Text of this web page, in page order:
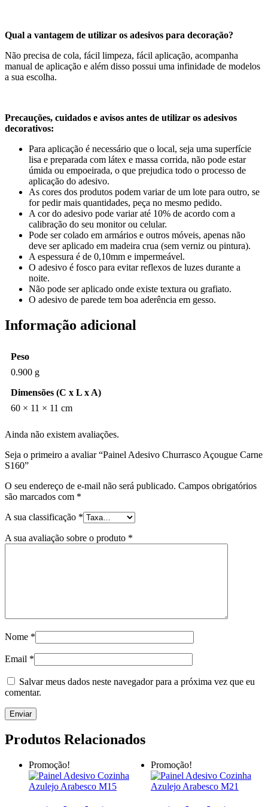
Qual a vantagem de utilizar os adesivos para decoração?
Não precisa de cola, fácil limpeza, fácil aplicação, acompanha
manual de aplicação e além disso possui uma infinidade de modelos
a sua escolha.
Precauções, cuidados e avisos antes de utilizar os adesivos
decorativos:
Para aplicação é necessário que o local, seja uma superfície
lisa e preparada com látex e massa corrida, não pode estar
úmida ou empoeirada, o que prejudica todo o processo de
aplicação do adesivo.
As cores dos produtos podem variar de um lote para outro, se
for pedir mais quantidades, peça no mesmo pedido.
A cor do adesivo pode variar até 10% de acordo com a
calibração do seu monitor ou celular.
Pode ser colado em armários e outros móveis, apenas não
deve ser aplicado em madeira crua (sem verniz ou pintura).
A espessura é de 0,10mm e impermeável.
O adesivo é fosco para evitar reflexos de luzes durante a
noite.
Não pode ser aplicado onde existe textura ou grafiato.
O adesivo de parede tem boa aderência em gesso.
Informação adicional
Peso
0.900 g
Dimensões (C x L x A)
60 × 11 × 11 cm
Ainda não existem avaliações.
Seja o primeiro a avaliar “Painel Adesivo Churrasco Açougue Carne
S160”
O seu endereço de e-mail não será publicado. Campos obrigatórios
são marcados com *
A sua classificação *
A sua avaliação sobre o produto *
Nome *
Email *
Salvar meus dados neste navegador para a próxima vez que eu
comentar.
Produtos Relacionados
Promoção! Promoção!